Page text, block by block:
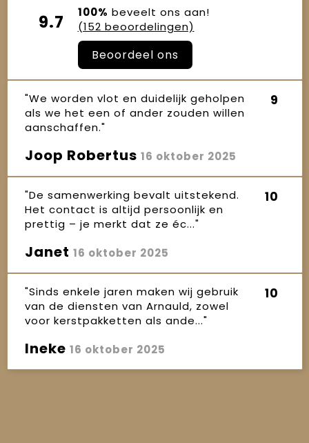
9.7 100% beveelt ons aan!
(152 beoordelingen)
Beoordeel ons
"We worden vlot en duidelijk geholpen
als we het een of ander zouden willen
aanschaffen."
9
Joop Robertus 16 oktober 2025
"De samenwerking bevalt uitstekend.
Het contact is altijd persoonlijk en
prettig – je merkt dat ze éc..."
10
Janet 16 oktober 2025
"Sinds enkele jaren maken wij gebruik
van de diensten van Arnauld, zowel
voor kerstpakketten als ande..."
10
Ineke 16 oktober 2025